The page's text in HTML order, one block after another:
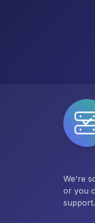
We're
or you
support.